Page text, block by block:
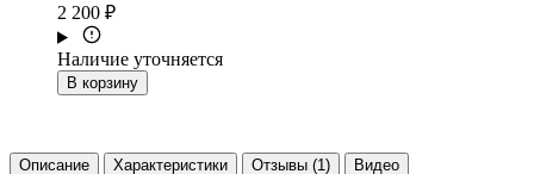
2 200 ₽
Наличие уточняется
В корзину
Описание Характеристики Отзывы (1) Видео